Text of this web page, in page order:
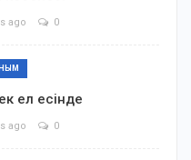
ago 0
ел есінде
ago 0